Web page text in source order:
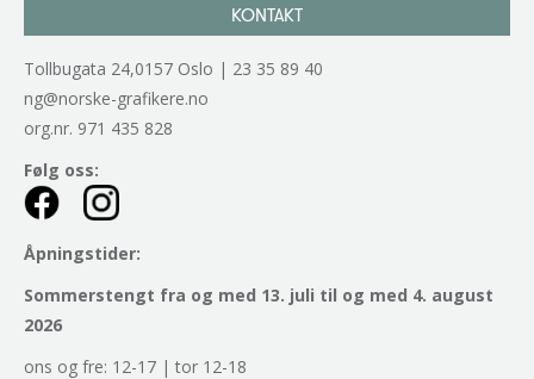
KONTAKT
Tollbugata 24,0157 Oslo | 23 35 89 40
ng@norske-grafikere.no
org.nr. 971 435 828
Følg oss:
Åpningstider:
Sommerstengt fra og med 13. juli til og med 4. august
2026
ons og fre: 12-17 | tor 12-18